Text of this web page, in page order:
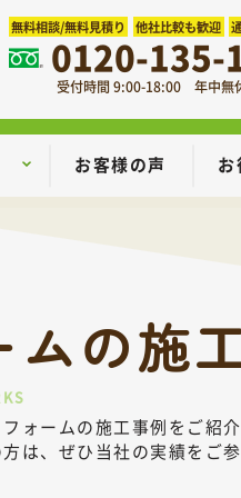
無料相談/無料見積り 他社比較も歓迎
0120-135-
受付時間 9:00-18:00 年中無
お客様の声 お
の施
ォームの施工事例をご紹介
は、ぜひ当社の実績をご参